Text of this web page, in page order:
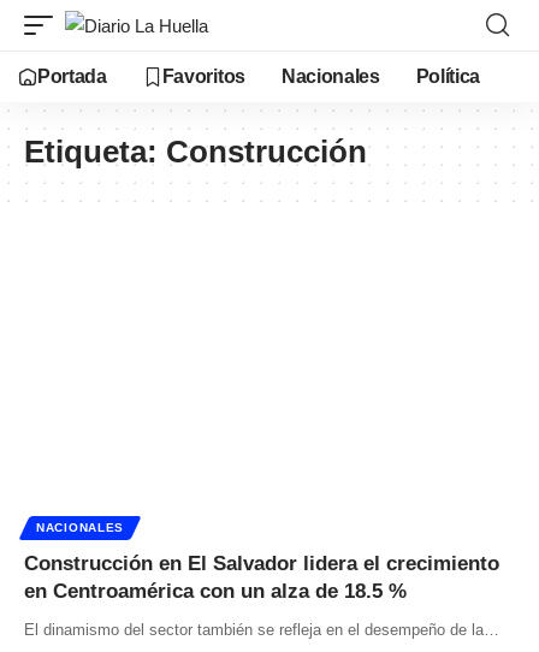
Portada Favoritos Nacionales Política
Etiqueta: Construcción
NACIONALES
Construcción en El Salvador lidera el crecimiento
en Centroamérica con un alza de 18.5 %
El dinamismo del sector también se refleja en el desempeño de la…